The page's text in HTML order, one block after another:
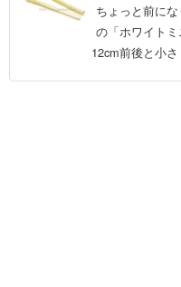
ちょっと前に
の「ホワイト
12cm前後と小